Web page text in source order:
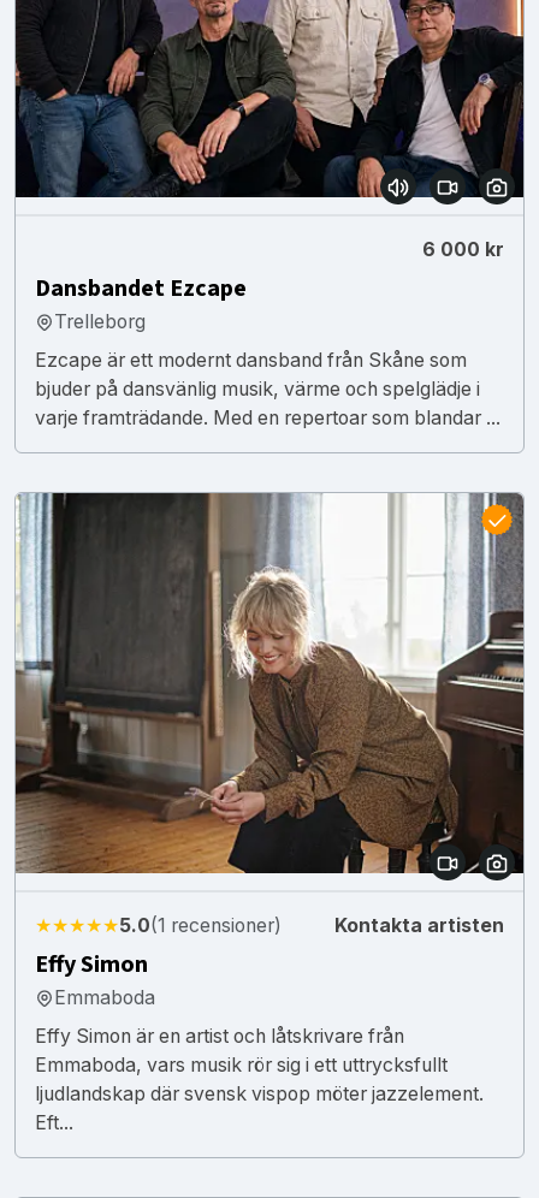
6 000 kr
Dansbandet Ezcape
Trelleborg
Ezcape är ett modernt dansband från Skåne som
bjuder på dansvänlig musik, värme och spelglädje i
varje framträdande. Med en repertoar som blandar ...
★★★★★5.0(1 recensioner) Kontakta artisten
Effy Simon
Emmaboda
Effy Simon är en artist och låtskrivare från
Emmaboda, vars musik rör sig i ett uttrycksfullt
ljudlandskap där svensk vispop möter jazzelement.
Eft...